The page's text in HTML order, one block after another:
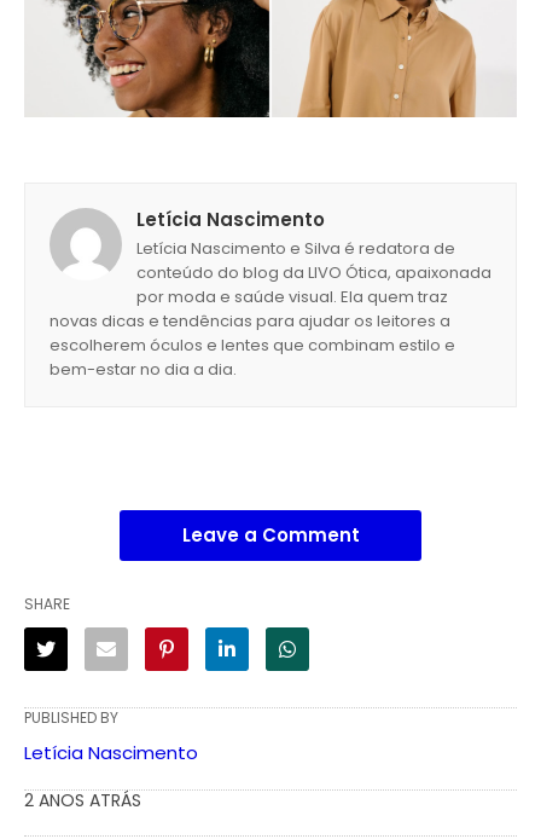
Letícia Nascimento
Letícia Nascimento e Silva é redatora de
conteúdo do blog da LIVO Ótica, apaixonada
por moda e saúde visual. Ela quem traz
novas dicas e tendências para ajudar os leitores a
escolherem óculos e lentes que combinam estilo e
bem-estar no dia a dia.
Leave a Comment
SHARE
PUBLISHED BY
Letícia Nascimento
2 ANOS ATRÁS